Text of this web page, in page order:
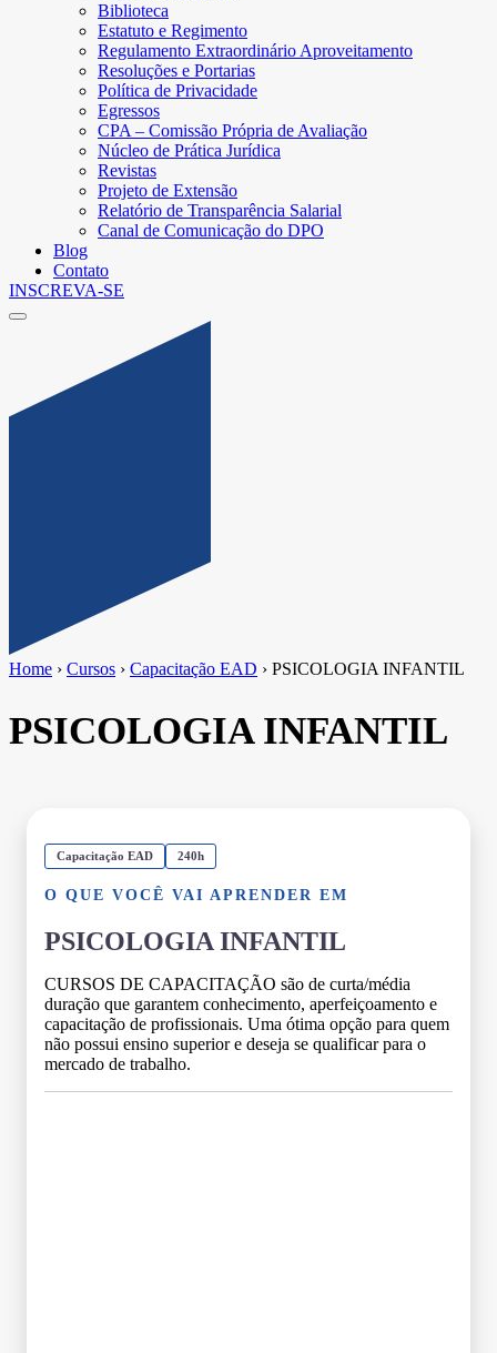
Biblioteca
Estatuto e Regimento
Regulamento Extraordinário Aproveitamento
Resoluções e Portarias
Política de Privacidade
Egressos
CPA – Comissão Própria de Avaliação
Núcleo de Prática Jurídica
Revistas
Projeto de Extensão
Relatório de Transparência Salarial
Canal de Comunicação do DPO
Blog
Contato
INSCREVA-SE
Home › Cursos › Capacitação EAD › PSICOLOGIA INFANTIL
PSICOLOGIA INFANTIL
Capacitação EAD 240h
O QUE VOCÊ VAI APRENDER EM
PSICOLOGIA INFANTIL
CURSOS DE CAPACITAÇÃO são de curta/média
duração que garantem conhecimento, aperfeiçoamento e
capacitação de profissionais. Uma ótima opção para quem
não possui ensino superior e deseja se qualificar para o
mercado de trabalho.